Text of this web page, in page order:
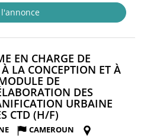
EN CHARGE DE
LA CONCEPTION ET À
DE
DES
URBAINE
CTD (H/F)
FENÊTRE)
CAMEROUN